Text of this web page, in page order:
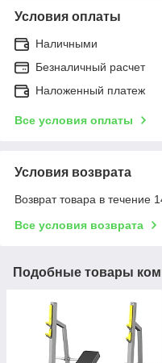
Условия оплаты
Наличными
Безналичный расчет
Наложенный платеж
Все условия оплаты
Условия возврата
Возврат товара в течение
Все условия возврата
Подобные товары